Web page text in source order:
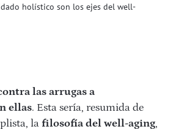
holístico son los ejes del well-
las arrugas a
ellas. Esta sería, resumida de
la filosofía del well-aging,